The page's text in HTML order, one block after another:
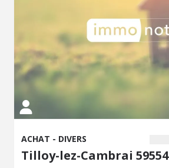
ACHAT - DIVERS
Tilloy-lez-Cambrai 59554